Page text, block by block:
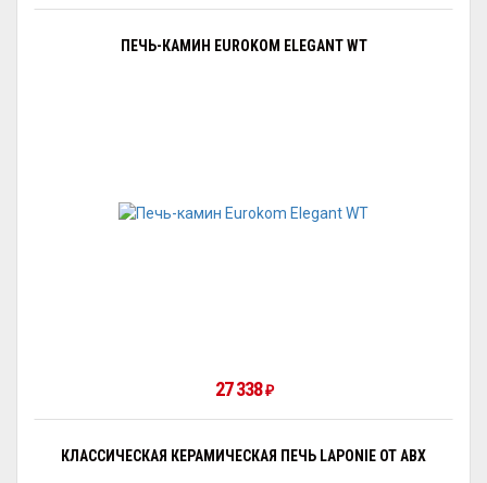
ПЕЧЬ-КАМИН EUROKOM ELEGANT WT
27 338 ₽
КЛАССИЧЕСКАЯ КЕРАМИЧЕСКАЯ ПЕЧЬ LAPONIE ОТ ABX